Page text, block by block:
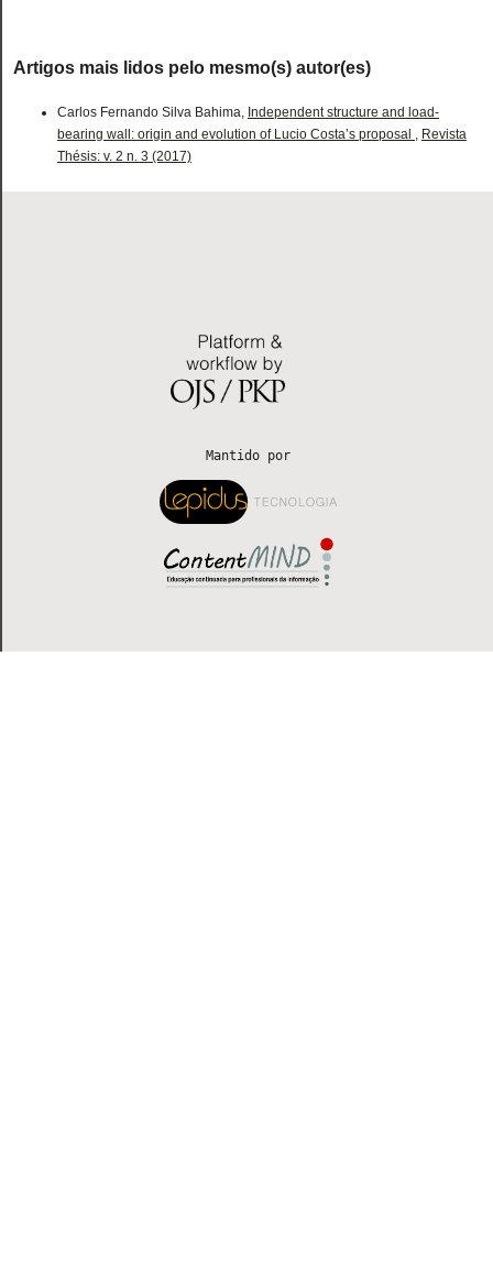
Artigos mais lidos pelo mesmo(s) autor(es)
Carlos Fernando Silva Bahima, Independent structure and load-
bearing wall: origin and evolution of Lucio Costa’s proposal , Revista
Thésis: v. 2 n. 3 (2017)
Mantido por